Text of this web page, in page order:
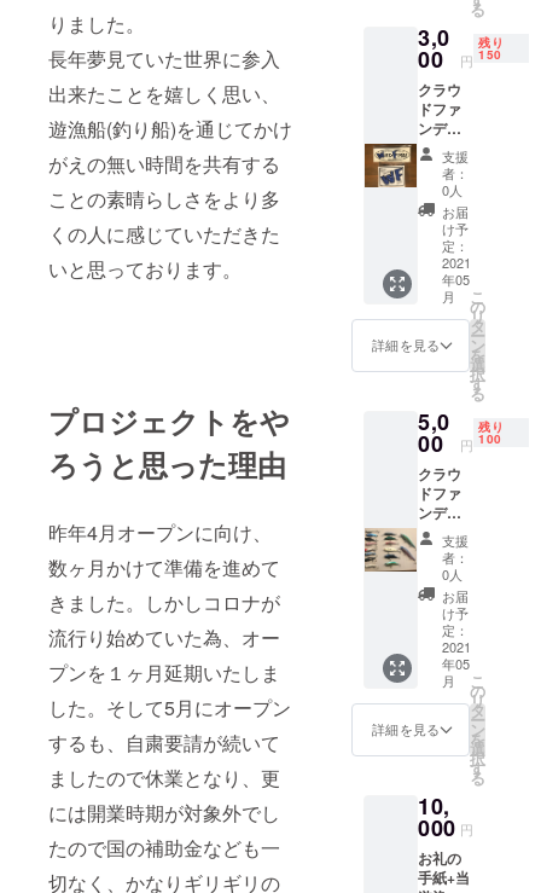
りました。
長年夢見ていた世界に参入
出来たことを嬉しく思い、
遊漁船(釣り船)を通じてかけ
がえの無い時間を共有する
ことの素晴らしさをより多
くの人に感じていただきた
いと思っております。
プロジェクトをや
ろうと思った理由
昨年4月オープンに向け、
数ヶ月かけて準備を進めて
きました。しかしコロナが
流行り始めていた為、オー
プンを１ヶ月延期いたしま
した。そして5月にオープン
するも、自粛要請が続いて
ましたので休業となり、更
には開業時期が対象外でし
たので国の補助金なども一
切なく、かなりギリギリの
る
3,0
00 円
残り
150
クラウ
ドファ
ンディ
ング専
用オリ
ジナル
ステッ
カーを
いずれ
か1枚提
供しま
す。 送
料は当
方が負
担致し
ます。
支援
者：
0人
お届
け予
定：
2021
年05
月
詳細を見る
こ
の
リ
タ
ー
ン
を
選
択
す
る
5,0
00 円
残り
100
クラウ
ドファ
ンディ
ング専
用オリ
ジナル
カラー
のル
アーを
いずれ
か1つ提
供しま
す。 送
料は当
方が負
担致し
支援
者：
0人
お届
け予
定：
2021
年05
月
詳細を見る
こ
の
リ
タ
ー
ン
を
選
択
す
る
10,
000 円
お礼の
手紙+当